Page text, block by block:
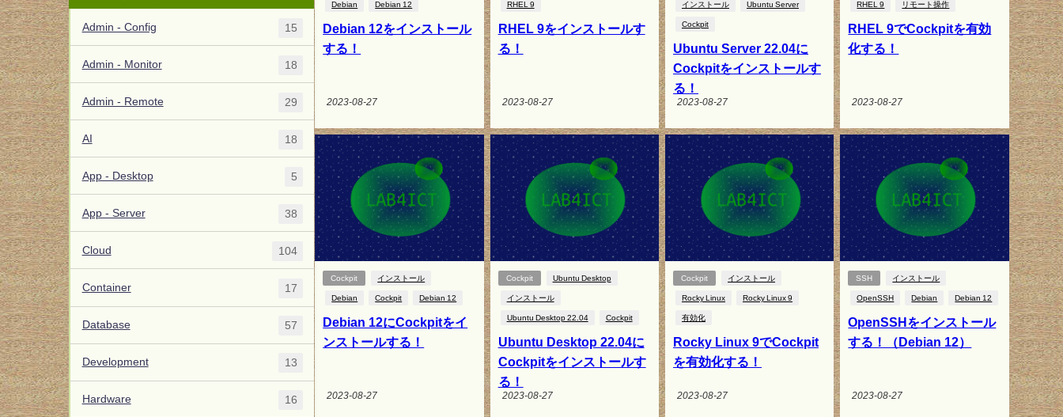
Debian Debian 12
Debian 12をインストール
する！
2023-08-27
RHEL 9
RHEL 9をインストールす
る！
2023-08-27
インストール Ubuntu Server
Cockpit
Ubuntu Server 22.04に
Cockpitをインストールす
る！
2023-08-27
RHEL 9 リモート操作
RHEL 9でCockpitを有効
化する！
2023-08-27
Cockpit インストール
Debian Cockpit Debian 12
Debian 12にCockpitをイ
ンストールする！
2023-08-27
Cockpit Ubuntu Desktop
インストール
Ubuntu Desktop 22.04 Cockpit
Ubuntu Desktop 22.04に
Cockpitをインストールす
る！
2023-08-27
Cockpit インストール
Rocky Linux Rocky Linux 9
有効化
Rocky Linux 9でCockpit
を有効化する！
2023-08-27
SSH インストール
OpenSSH Debian Debian 12
OpenSSHをインストール
する！（Debian 12）
2023-08-27
Admin - Config 15
Admin - Monitor 18
Admin - Remote 29
AI 18
App - Desktop 5
App - Server 38
Cloud 104
Container 17
Database 57
Development 13
Hardware 16